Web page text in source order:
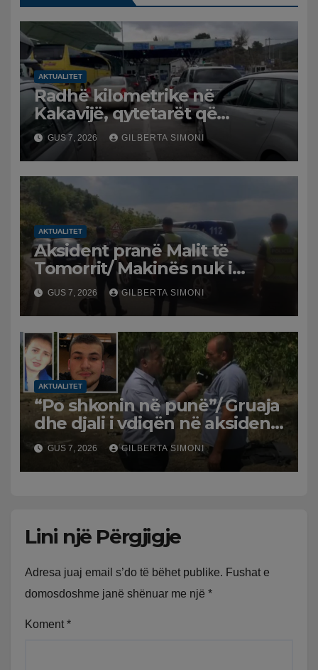
AKTUALITET
Radhë kilometrike në
Kakavijë, qytetarët që
kthehen në Shqipëri
bllokohen në temperatura të
larta, pala greke punon me
ritme të ngadalta
GUS 7, 2026 GILBERTA SIMONI
AKTUALITET
Aksident pranë Malit të
Tomorrit/ Makinës nuk i
punuan frenat dhe doli nga
rruga, plagosen 7 persona, dy
në gjendje të rëndë te
Trauma
GUS 7, 2026 GILBERTA SIMONI
AKTUALITET
“Po shkonin në punë”/ Gruaja
dhe djali i vdiqën në aksident,
shqiptari në Greqi prek
zemrat: Humba gjithçka!
GUS 7, 2026 GILBERTA SIMONI
Lini një Përgjigje
Adresa juaj email s’do të bëhet publike. Fushat e
domosdoshme janë shënuar me një *
Koment *